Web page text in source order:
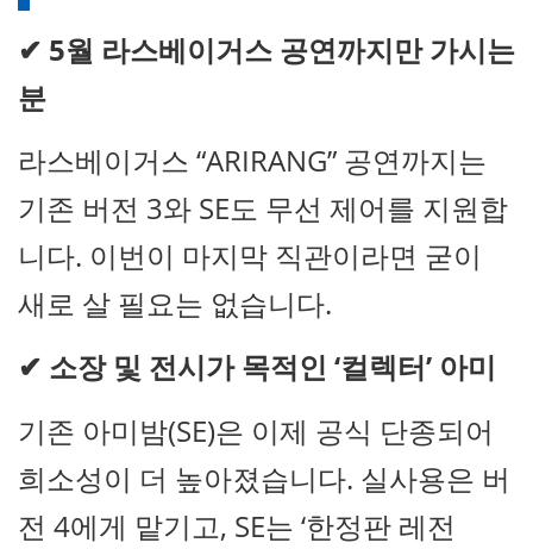
✔ 5월 라스베이거스 공연까지만 가시는
분
라스베이거스 “ARIRANG” 공연까지는
기존 버전 3와 SE도 무선 제어를 지원합
니다. 이번이 마지막 직관이라면 굳이
새로 살 필요는 없습니다.
✔ 소장 및 전시가 목적인 ‘컬렉터’ 아미
기존 아미밤(SE)은 이제 공식 단종되어
희소성이 더 높아졌습니다. 실사용은 버
전 4에게 맡기고, SE는 ‘한정판 레전